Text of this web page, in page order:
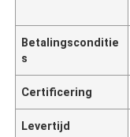
Betalingsconditie
s
Certificering
Levertijd